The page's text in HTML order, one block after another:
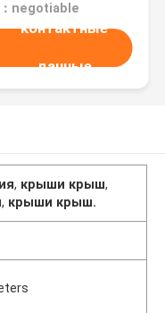
negotiable
контактные
данные
, крыши крыш,
, крыши крыш.